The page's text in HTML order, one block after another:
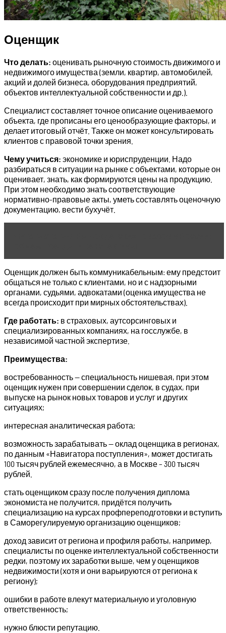
Оценщик
Что делать: оценивать рыночную стоимость движимого и
недвижимого имущества (земли, квартир, автомобилей,
акций и долей бизнеса, оборудования предприятий,
объектов интеллектуальной собственности и др.).
Специалист составляет точное описание оцениваемого
объекта, где прописаны его ценообразующие факторы, и
делает итоговый отчёт. Также он может консультировать
клиентов с правовой точки зрения.
Чему учиться: экономике и юриспруденции. Надо
разбираться в ситуации на рынке с объектами, которые он
оценивает, знать, как формируются цены на продукцию.
При этом необходимо знать соответствующие
нормативно-правовые акты, уметь составлять оценочную
документацию, вести бухучёт.
Оценщик должен быть коммуникабельным: ему предстоит
общаться не только с клиентами, но и с надзорными
органами, судьями, адвокатами (оценка имущества не
всегда происходит при мирных обстоятельствах).
Где работать: в страховых, аутсорсинговых и
специализированных компаниях, на госслужбе, в
независимой частной экспертизе.
Преимущества:
востребованность — специальность нишевая, при этом
оценщик нужен при совершении сделок, в судах, при
выпуске на рынок новых товаров и услуг и других
ситуациях;
интересная аналитическая работа;
возможность зарабатывать — оклад оценщика в регионах,
по данным «Навигатора поступления», может достигать
100 тысяч рублей ежемесячно, а в Москве – 300 тысяч
рублей.
стать оценщиком сразу после получения диплома
экономиста не получится, придётся получить
специализацию на курсах профпереподготовки и вступить
в Саморегулируемую организацию оценщиков;
доход зависит от региона и профиля работы, например,
специалисты по оценке интеллектуальной собственности
редки, поэтому их заработки выше, чем у оценщиков
недвижимости (хотя и они варьируются от региона к
региону);
ошибки в работе влекут материальную и уголовную
ответственность;
нужно блюсти репутацию.